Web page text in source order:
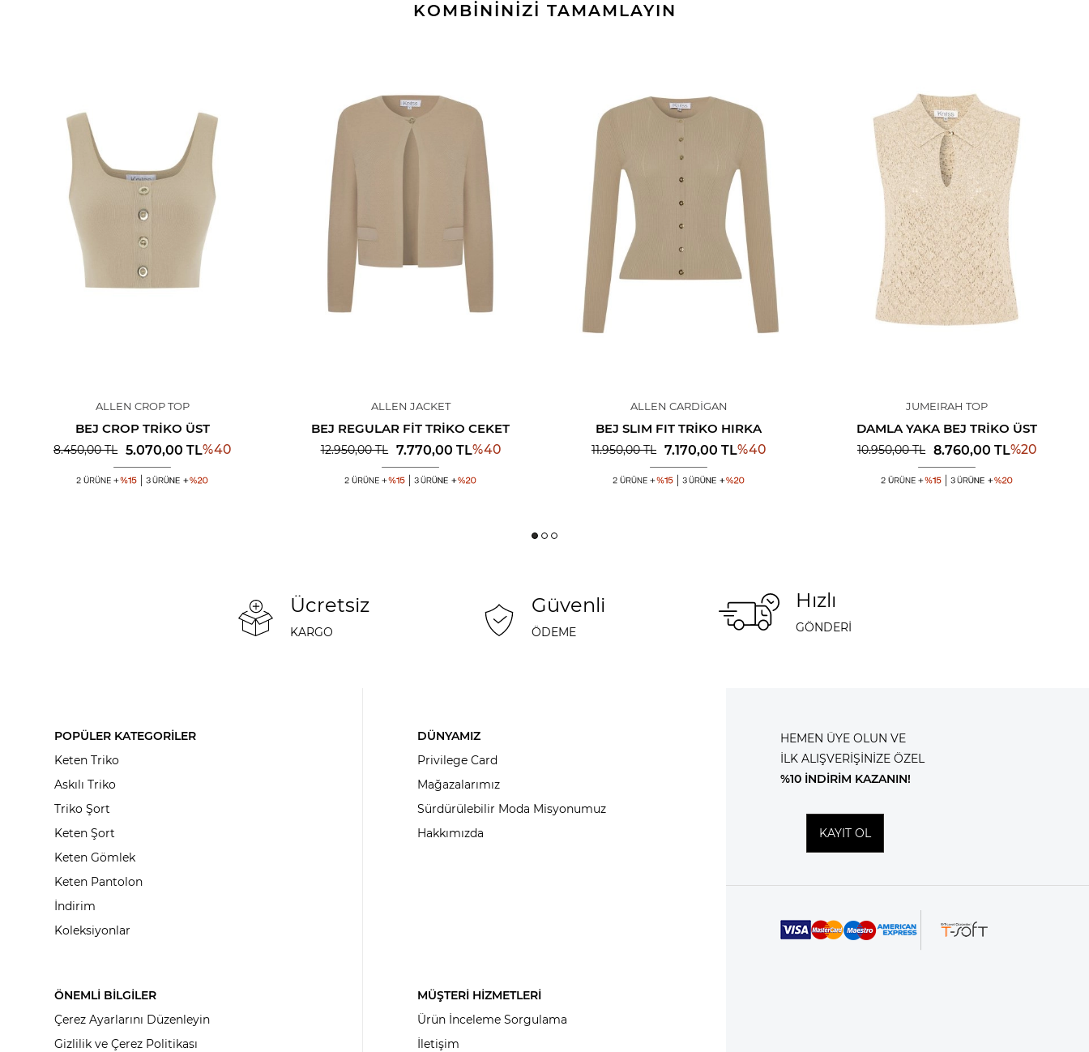
KOMBİNİNİZİ TAMAMLAYIN
ALLEN CROP TOP
BEJ CROP TRIKO ÜST
8.450,00TL 5.070,00 TL%40
ALLEN JACKET
BEJ REGULAR FIT TRIKO CEKET
12.950,00TL 7.770,00 TL%40
ALLEN CARDIGAN
BEJ SLIM FIT TRIKO HIRKA
11.950,00TL 7.170,00 TL%40
JUMEIRAH TOP
DAMLA YAKA BEJ TRIKO ÜST
10.950,00TL 8.760,00 TL%20
Ücretsiz
KARGO
Güvenli
ÖDEME
Hızlı
GÖNDERİ
POPÜLER KATEGORİLER
Keten Triko
Askılı Triko
Triko Şort
Keten Şort
Keten Gömlek
Keten Pantolon
İndirim
Koleksiyonlar
DÜNYAMIZ
Privilege Card
Mağazalarımız
Sürdürülebilir Moda Misyonumuz
Hakkımızda
ÖNEMLİ BİLGİLER
Çerez Ayarlarını Düzenleyin
Gizlilik ve Çerez Politikası
MÜŞTERİ HİZMETLERİ
Ürün İnceleme Sorgulama
İletişim
HEMEN ÜYE OLUN VE
İLK ALIŞVERİŞİNİZE ÖZEL
%10 İNDİRİM KAZANIN!
KAYIT OL